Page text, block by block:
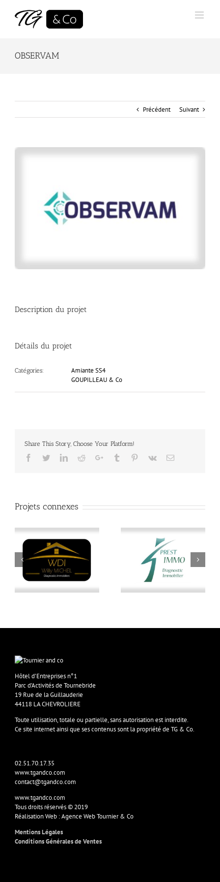
content
OBSERVAM
Précédent Suivant
View
Description du projet
Détails du projet
Catégories:
Amiante SS4
GOUPILLEAU & Co
Share This Story, Choose Your Platform!
Facebook
TwitterLinkedIn
RedditGoogle+Tumblr Pinterest
Vk Email
Projets connexes
Hôtel d’Entreprises n°1
Parc d’Activités de Tournebride
19 Rue de la Guillauderie
44118 LA CHEVROLIERE
Toute utilisation, totale ou partielle, sans autorisation est interdite.
Ce site internet ainsi que ses contenus sont la propriété de TG & Co.
02.51.70.17.35
www.tgandco.com
contact@tgandco.com
www.tgandco.com
Tous droits réservés © 2019
Réalisation Web : Agence Web Tournier & Co
Mentions Légales
Conditions Générales de Ventes